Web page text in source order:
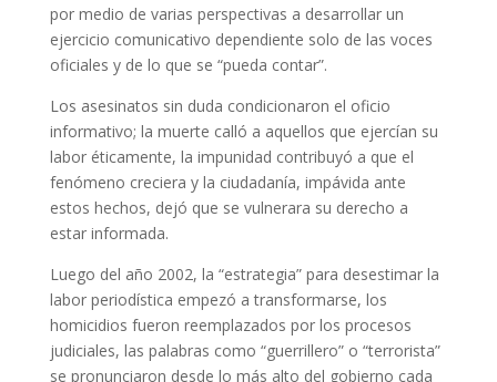
por medio de varias perspectivas a desarrollar un
ejercicio comunicativo dependiente solo de las voces
oficiales y de lo que se “pueda contar”.
Los asesinatos sin duda condicionaron el oficio
informativo; la muerte calló a aquellos que ejercían su
labor éticamente, la impunidad contribuyó a que el
fenómeno creciera y la ciudadanía, impávida ante
estos hechos, dejó que se vulnerara su derecho a
estar informada.
Luego del año 2002, la “estrategia” para desestimar la
labor periodística empezó a transformarse, los
homicidios fueron reemplazados por los procesos
judiciales, las palabras como “guerrillero” o “terrorista”
se pronunciaron desde lo más alto del gobierno cada